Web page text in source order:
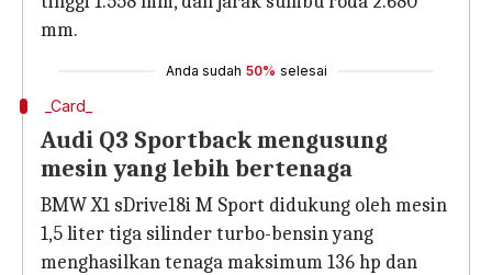
mm.
Anda sudah 50% selesai
_Card_
Audi Q3 Sportback mengusung
mesin yang lebih bertenaga
BMW X1 sDrive18i M Sport didukung oleh mesin
1,5 liter tiga silinder turbo-bensin yang
menghasilkan tenaga maksimum 136 hp dan